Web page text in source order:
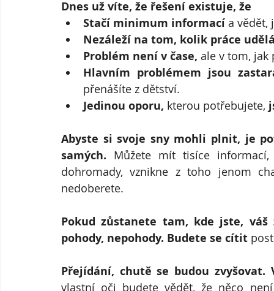
Dnes už víte, že řešení existuje, že
Stačí minimum informací a vědět,
Nezáleží na tom, kolik práce
Problém není v čase, ale v tom, jak
Hlavním problémem jsou
přenášíte z dětství.
Jedinou oporu, kterou potřebujete,
Abyste si svoje sny mohli plnit, je
samých. Můžete mít tisíce
dohromady, vznikne z toho jenom
nedoberete.
Pokud zůstanete tam, kde jste,
pohody, nepohody. Budete se cítit
Přejídání, chutě se budou
vlastní oči budete vědět, že něco